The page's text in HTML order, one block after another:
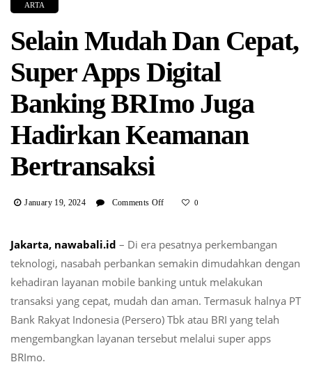
ARTA
Selain Mudah Dan Cepat,
Super Apps Digital
Banking BRImo Juga
Hadirkan Keamanan
Bertransaksi
January 19, 2024 Comments Off
Dan
Cepat,
Apps
Digital
Banking
BRImo
0
Jakarta, nawabali.id – Di era pesatnya perkembangan
teknologi, nasabah perbankan semakin dimudahkan dengan
kehadiran layanan mobile banking untuk melakukan
transaksi yang cepat, mudah dan aman. Termasuk halnya PT
Bank Rakyat Indonesia (Persero) Tbk atau BRI yang telah
mengembangkan layanan tersebut melalui super apps
BRImo.